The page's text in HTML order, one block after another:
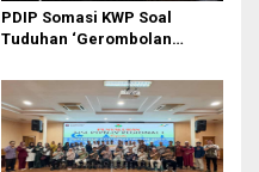
PDIP Somasi KWP Soal
Tuduhan ‘Gerombolan
II Dipimpin Sufmi Dasco
Ahmad